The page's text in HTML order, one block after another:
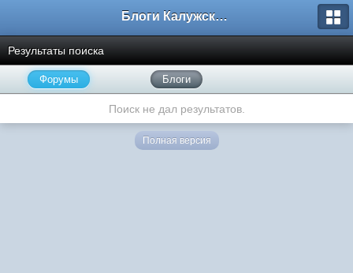
Блоги Калужского перекрестка
Результаты поиска
Форумы Блоги
Поиск не дал результатов.
Полная версия